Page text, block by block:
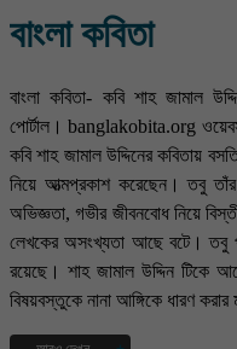
বাংলা কবিতা
বাংলা কবিতা- কবি শাহ জামাল
পোর্টাল। banglakobita.org
কবি শাহ জামাল উদ্দিনের কবিতায়
নিয়ে আত্মপ্রকাশ করেছেন। তবু
অভিজ্ঞতা, গভীর জীবনবোধ নিয়ে
লেখকের অসংখ্যতা আছে বটে। তবু
রয়েছে। শাহ জামাল উদ্দিন টিকে
বিষয়বস্তুকে নানা আঙ্গিকে ধারণ করার